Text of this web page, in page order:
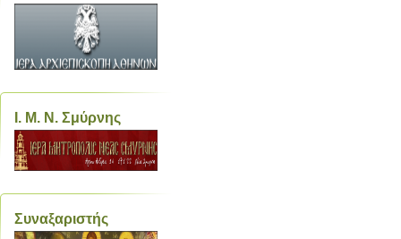
Ι. Μ. Ν. Σμύρνης
Συναξαριστής